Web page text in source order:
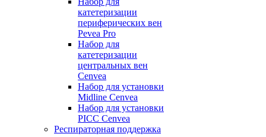
катетеризации
периферических вен
Pevea Pro
Набор для
катетеризации
центральных вен
Cenvea
Набор для установки
Midline Cenvea
Набор для установки
PICC Cenvea
Респираторная поддержка